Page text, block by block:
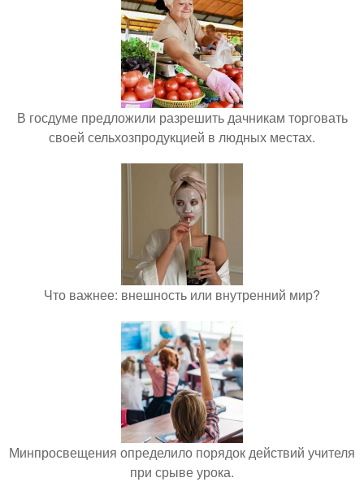
В госдуме предложили разрешить дачникам торговать
своей сельхозпродукцией в людных местах.
Что важнее: внешность или внутренний мир?
Минпросвещения определило порядок действий учителя
при срыве урока.